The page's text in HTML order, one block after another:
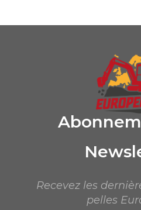
Recevez les
pelles